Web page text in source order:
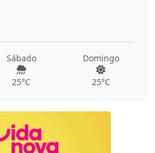
Sábado
25°C
Domingo
25°C